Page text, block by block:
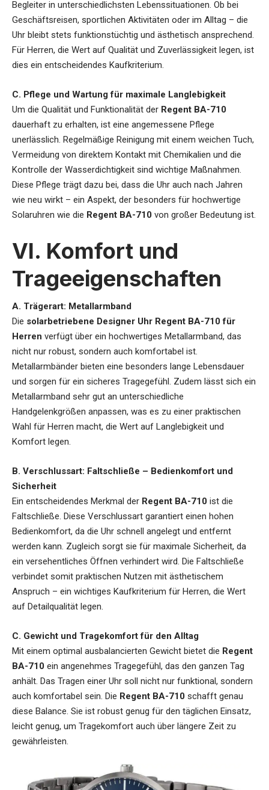
Begleiter in unterschiedlichsten Lebenssituationen. Ob bei
Geschäftsreisen, sportlichen Aktivitäten oder im Alltag – die
Uhr bleibt stets funktionstüchtig und ästhetisch ansprechend.
Für Herren, die Wert auf Qualität und Zuverlässigkeit legen, ist
dies ein entscheidendes Kaufkriterium.
C. Pflege und Wartung für maximale Langlebigkeit
Um die Qualität und Funktionalität der Regent BA-710
dauerhaft zu erhalten, ist eine angemessene Pflege
unerlässlich. Regelmäßige Reinigung mit einem weichen Tuch,
Vermeidung von direktem Kontakt mit Chemikalien und die
Kontrolle der Wasserdichtigkeit sind wichtige Maßnahmen.
Diese Pflege trägt dazu bei, dass die Uhr auch nach Jahren
wie neu wirkt – ein Aspekt, der besonders für hochwertige
Solaruhren wie die Regent BA-710 von großer Bedeutung ist.
VI. Komfort und
Trageeigenschaften
A. Trägerart: Metallarmband
Die solarbetriebene Designer Uhr Regent BA-710 für
Herren verfügt über ein hochwertiges Metallarmband, das
nicht nur robust, sondern auch komfortabel ist.
Metallarmbänder bieten eine besonders lange Lebensdauer
und sorgen für ein sicheres Tragegefühl. Zudem lässt sich ein
Metallarmband sehr gut an unterschiedliche
Handgelenkgrößen anpassen, was es zu einer praktischen
Wahl für Herren macht, die Wert auf Langlebigkeit und
Komfort legen.
B. Verschlussart: Faltschließe – Bedienkomfort und
Sicherheit
Ein entscheidendes Merkmal der Regent BA-710 ist die
Faltschließe. Diese Verschlussart garantiert einen hohen
Bedienkomfort, da die Uhr schnell angelegt und entfernt
werden kann. Zugleich sorgt sie für maximale Sicherheit, da
ein versehentliches Öffnen verhindert wird. Die Faltschließe
verbindet somit praktischen Nutzen mit ästhetischem
Anspruch – ein wichtiges Kaufkriterium für Herren, die Wert
auf Detailqualität legen.
C. Gewicht und Tragekomfort für den Alltag
Mit einem optimal ausbalancierten Gewicht bietet die Regent
BA-710 ein angenehmes Tragegefühl, das den ganzen Tag
anhält. Das Tragen einer Uhr soll nicht nur funktional, sondern
auch komfortabel sein. Die Regent BA-710 schafft genau
diese Balance. Sie ist robust genug für den täglichen Einsatz,
leicht genug, um Tragekomfort auch über längere Zeit zu
gewährleisten.